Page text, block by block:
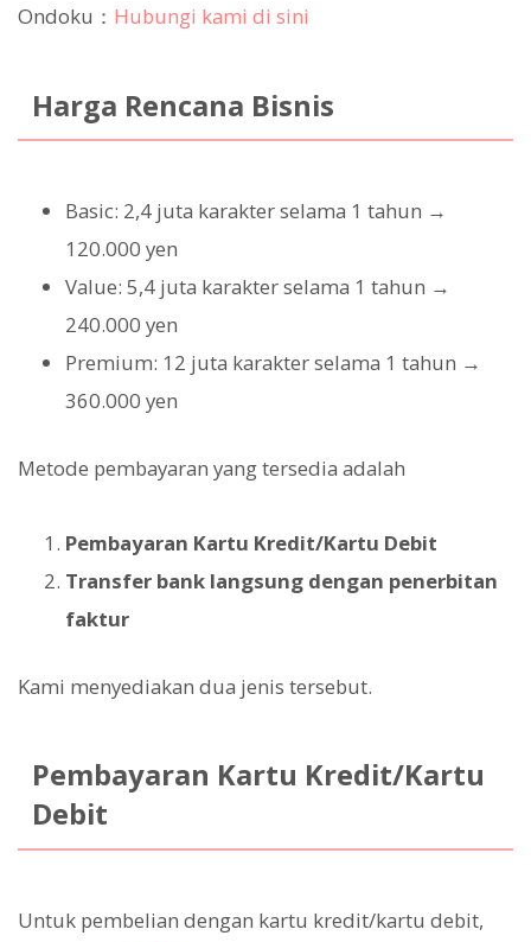
Ondoku： Hubungi kami di sini
Harga Rencana Bisnis
Basic: 2,4 juta karakter selama 1 tahun →
120.000 yen
Value: 5,4 juta karakter selama 1 tahun →
240.000 yen
Premium: 12 juta karakter selama 1 tahun →
360.000 yen
Metode pembayaran yang tersedia adalah
Pembayaran Kartu Kredit/Kartu Debit
Transfer bank langsung dengan penerbitan
faktur
Kami menyediakan dua jenis tersebut.
Pembayaran Kartu Kredit/Kartu
Debit
Untuk pembelian dengan kartu kredit/kartu debit,